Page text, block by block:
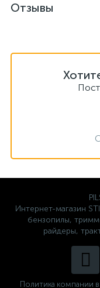
Отзывы
Интернет-магазин
бензопилы,
райдеры,
Политика компании